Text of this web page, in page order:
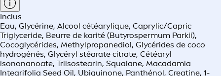
Inclus
Eau, Glycérine, Alcool cétéarylique, Caprylic/Capric
Triglyceride, Beurre de karité (Butyrospermum Parkii),
Cocoglycérides, Methylpropanediol, Glycérides de coco
hydrogénés, Glycéryl stéarate citrate, Cétéaryl
isononanoate, Triisostearin, Squalane, Macadamia
Integrifolia Seed Oil, Ubiquinone, Panthénol, Creatine, 1-